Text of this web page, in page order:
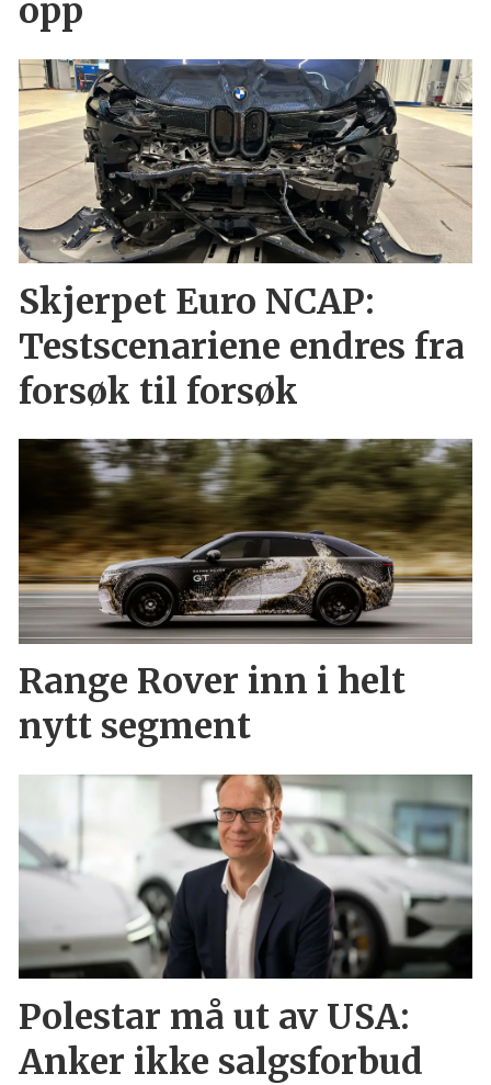
opp
Skjerpet Euro NCAP:
Testscenariene endres fra
forsøk til forsøk
Range Rover inn i helt
nytt segment
Polestar må ut av USA:
Anker ikke salgsforbud